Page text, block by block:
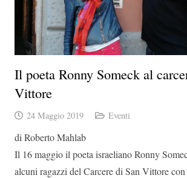
Il poeta Ronny Someck al
Vittore
24 Maggio 2019 Eventi
di Roberto Mahlab
Il 16 maggio il poeta israeliano Ronny
alcuni ragazzi del Carcere di San Vittore con